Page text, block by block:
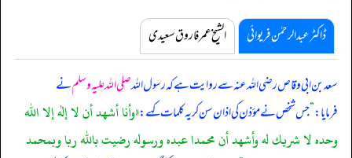
ڈاکٹر عبدالرحمٰن فریوائی الشیخ عمر فاروق سعیدی
سعد بن ابی وقاص رضی اللہ عنہ سے روایت ہے کہرسول اللہصلی اللہ علیہ وسلمنے
فرمایا:”جس شخص نے مؤذن کی اذان سن کر یہ کلمات کہے:«وأنا أشهد أن لا إله إلا الله
وحده لا شريك له وأشهد أن محمدا عبده ورسوله رضيت بالله ربا وبمحمد